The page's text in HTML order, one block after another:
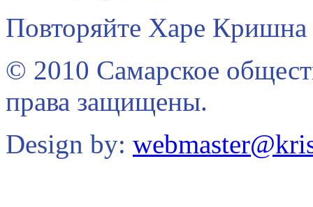
Повторяйте Харе Кришна
© 2010 Самарское
права защищены.
Design by: